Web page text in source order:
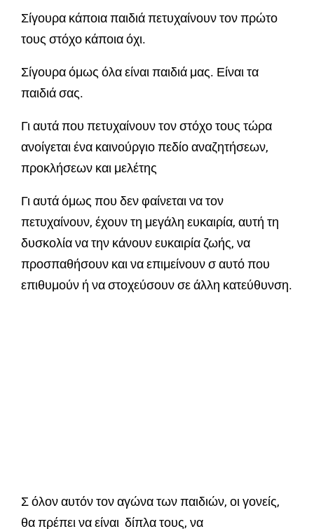
Σίγουρα κάποια παιδιά πετυχαίνουν τον πρώτο
τους στόχο κάποια όχι.
Σίγουρα όμως όλα είναι παιδιά μας. Είναι τα
παιδιά σας.
Γι αυτά που πετυχαίνουν τον στόχο τους τώρα
ανοίγεται ένα καινούργιο πεδίο αναζητήσεων,
προκλήσεων και μελέτης
Γι αυτά όμως που δεν φαίνεται να τον
πετυχαίνουν, έχουν τη μεγάλη ευκαιρία, αυτή τη
δυσκολία να την κάνουν ευκαιρία ζωής, να
προσπαθήσουν και να επιμείνουν σ αυτό που
επιθυμούν ή να στοχεύσουν σε άλλη κατεύθυνση.
Σ όλον αυτόν τον αγώνα των παιδιών, οι γονείς,
θα πρέπει να είναι δίπλα τους, να